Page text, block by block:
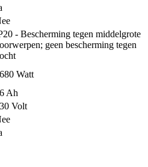
- Bescherming tegen middelgrote
geen bescherming tegen
Watt
Ah
Volt